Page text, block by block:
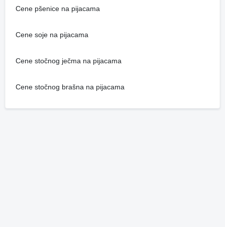
Cene pšenice na pijacama
Cene soje na pijacama
Cene stočnog ječma na pijacama
Cene stočnog brašna na pijacama